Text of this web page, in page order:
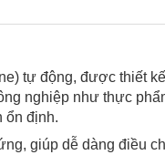
tự động, được thiết
nghiệp như thực
ổn định.
giúp dễ dàng điều